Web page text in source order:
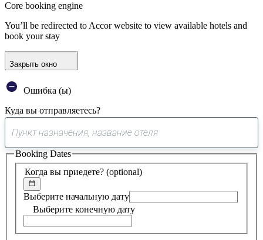
Core booking engine
You’ll be redirected to Accor website to view available hotels and
book your stay
Закрыть окно
Ошибка (ы)
Куда вы отправляетесь?
0
предложение
найдено
Когда вы приедете? (optional)
Выберите начальную дату
Выберите конечную дату
Booking Dates